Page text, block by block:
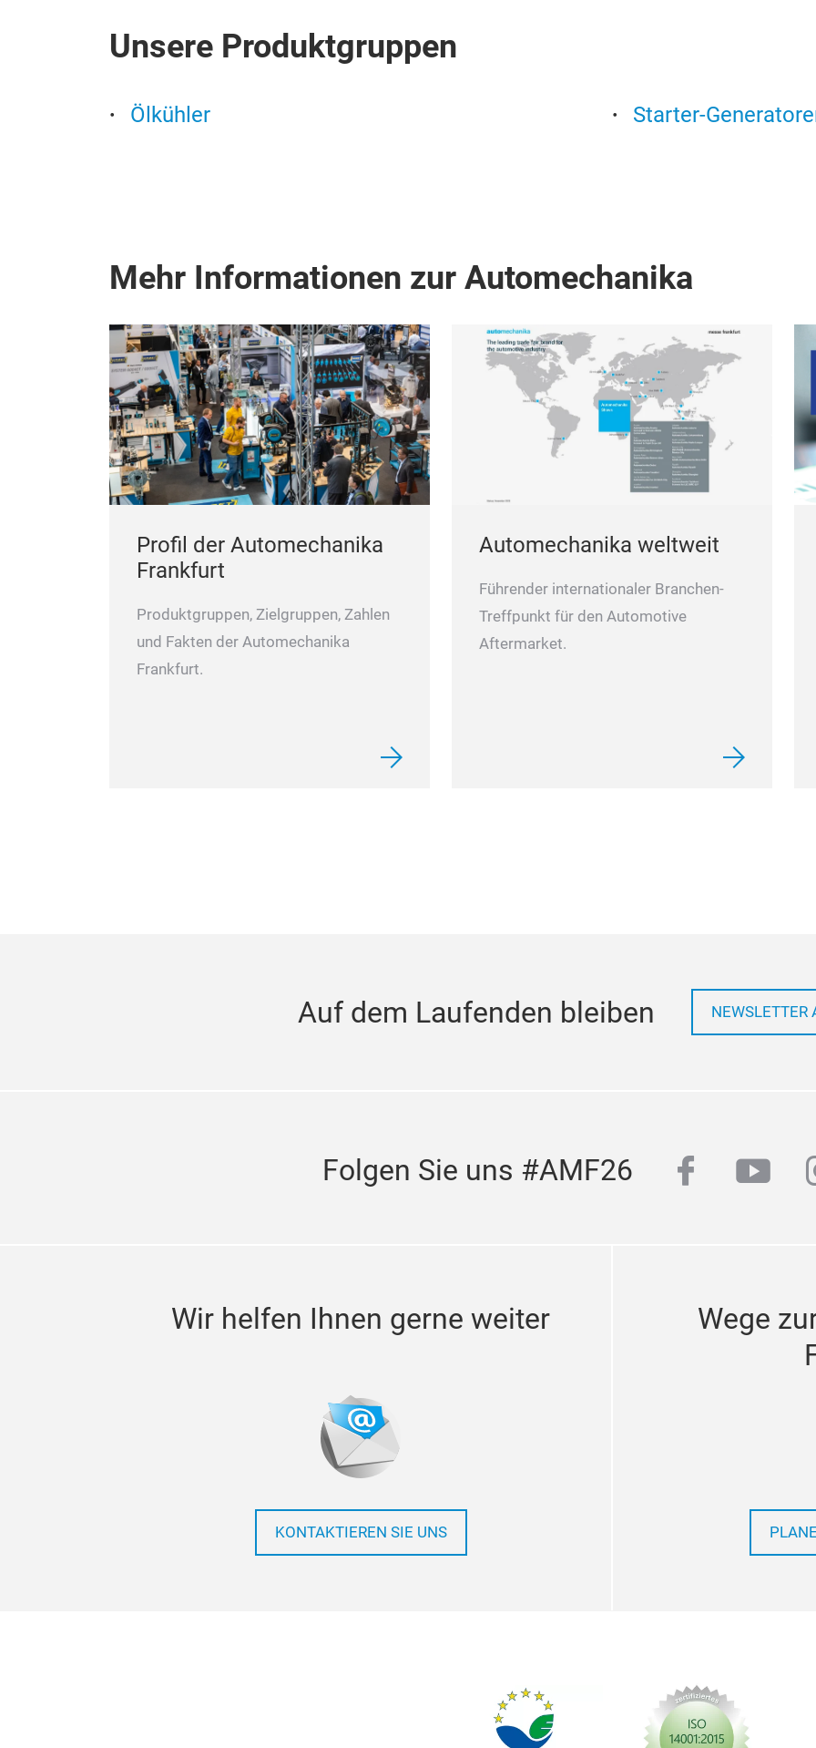
Unsere Produktgruppen
Ölkühler Starter-
Mehr Informationen zur Automechanika
Profil der Automechanika
Frankfurt
Produktgruppen, Zielgruppen, Zahlen
und Fakten der Automechanika
Frankfurt.
Automechanika weltweit
Führender internationaler Branchen-
Treffpunkt für den Automotive
Aftermarket.
Auf dem Laufenden bleiben NEWSLETTER
Folgen Sie uns #AMF26 facebook
Wir helfen Ihnen gerne weiter
KONTAKTIEREN SIE UNS
Wege